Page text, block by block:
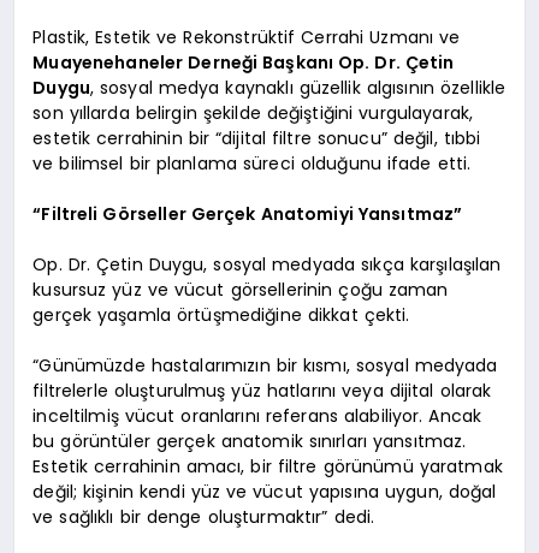
Plastik, Estetik ve Rekonstrüktif Cerrahi Uzmanı ve
Muayenehaneler Derneği Başkanı Op. Dr. Çetin
Duygu, sosyal medya kaynaklı güzellik algısının özellikle
son yıllarda belirgin şekilde değiştiğini vurgulayarak,
estetik cerrahinin bir “dijital filtre sonucu” değil, tıbbi
ve bilimsel bir planlama süreci olduğunu ifade etti.
“Filtreli Görseller Gerçek Anatomiyi Yansıtmaz”
Op. Dr. Çetin Duygu, sosyal medyada sıkça karşılaşılan
kusursuz yüz ve vücut görsellerinin çoğu zaman
gerçek yaşamla örtüşmediğine dikkat çekti.
“Günümüzde hastalarımızın bir kısmı, sosyal medyada
filtrelerle oluşturulmuş yüz hatlarını veya dijital olarak
inceltilmiş vücut oranlarını referans alabiliyor. Ancak
bu görüntüler gerçek anatomik sınırları yansıtmaz.
Estetik cerrahinin amacı, bir filtre görünümü yaratmak
değil; kişinin kendi yüz ve vücut yapısına uygun, doğal
ve sağlıklı bir denge oluşturmaktır” dedi.